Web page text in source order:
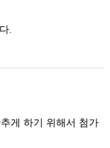
.
게 하기 위해서 첨가